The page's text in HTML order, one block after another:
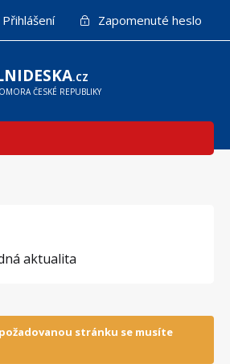
Přihlášení Zapomenuté heslo
.CZ
ČESKÉ REPUBLIKY
aktualita
stránku se musíte